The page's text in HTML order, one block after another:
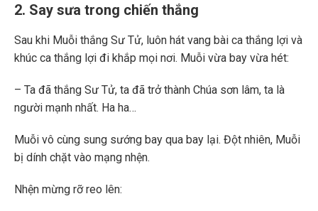
2. Say sưa trong chiến thắng
Sau khi Muỗi thắng Sư Tử, luôn hát vang bài ca thắng lợi và
khúc ca thắng lợi đi khắp mọi nơi. Muỗi vừa bay vừa hét:
– Ta đã thắng Sư Tử, ta đã trở thành Chúa sơn lâm, ta là
người mạnh nhất. Ha ha…
Muỗi vô cùng sung sướng bay qua bay lại. Đột nhiên, Muỗi
bị dính chặt vào mạng nhện.
Nhện mừng rỡ reo lên: